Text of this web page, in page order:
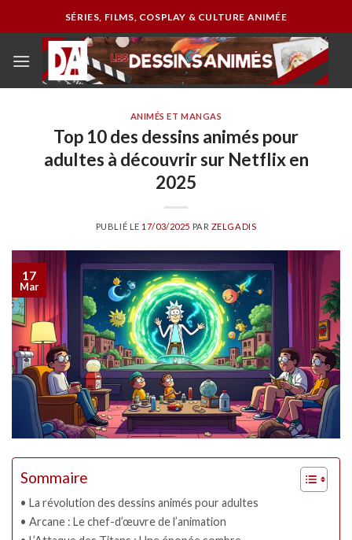
SÉRIES, FILMS, COSPLAY & CULTURE ANIMÉE
ANIMÉS ET MANGAS
Top 10 des dessins animés pour
adultes à découvrir sur Netflix en
2025
PUBLIÉ LE 17/03/2025 PAR ZELGADIS
17
Mar
Sommaire
La révolution des dessins animés pour adultes
Arcane : Le chef-d’œuvre de l’animation